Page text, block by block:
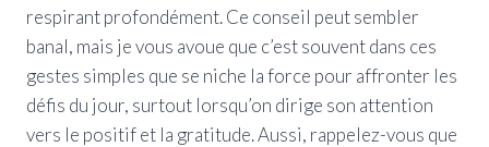
respirant profondément. Ce conseil peut sembler
banal, mais je vous avoue que c’est souvent dans ces
gestes simples que se niche la force pour affronter les
défis du jour, surtout lorsqu’on dirige son attention
vers le positif et la gratitude. Aussi, rappelez-vous que